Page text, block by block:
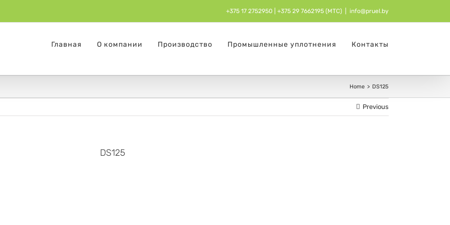
+375 17 2752950 +375 29 7662195 (МТС) info@pruel.by
Главная О компании Производство Промышленные уплотнения Контакты
Home DS125
Previous
DS125